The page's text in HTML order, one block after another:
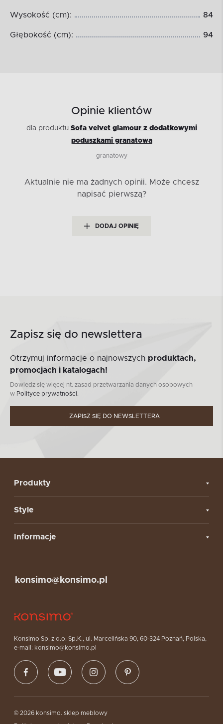
Wysokość (cm): 84
Głębokość (cm): 94
Opinie klientów
dla produktu Sofa velvet glamour z dodatkowymi
poduszkami granatowa
granatowy
Aktualnie nie ma żadnych opinii. Może chcesz
napisać pierwszą?
DODAJ OPINIĘ
Zapisz się do newslettera
Otrzymuj informacje o najnowszych produktach,
promocjach i katalogach!
Dowiedz się więcej nt. zasad przetwarzania danych osobowych
w Polityce prywatności.
ZAPISZ SIĘ DO NEWSLETTERA
Produkty
Style
Informacje
Konsimo Sp. z o.o. Sp.K., ul. Marcelińska 90, 60-324 Poznań, Polska,
e-mail: konsimo@konsimo.pl
konsimo@konsimo.pl
© 2026 konsimo. sklep meblowy